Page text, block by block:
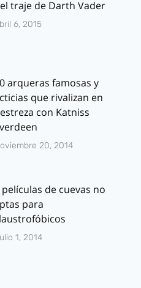
traje de Darth Vader
6, 2015
arqueras famosas y
que rivalizan en
con Katniss
20, 2014
películas de cuevas no
para
1, 2014